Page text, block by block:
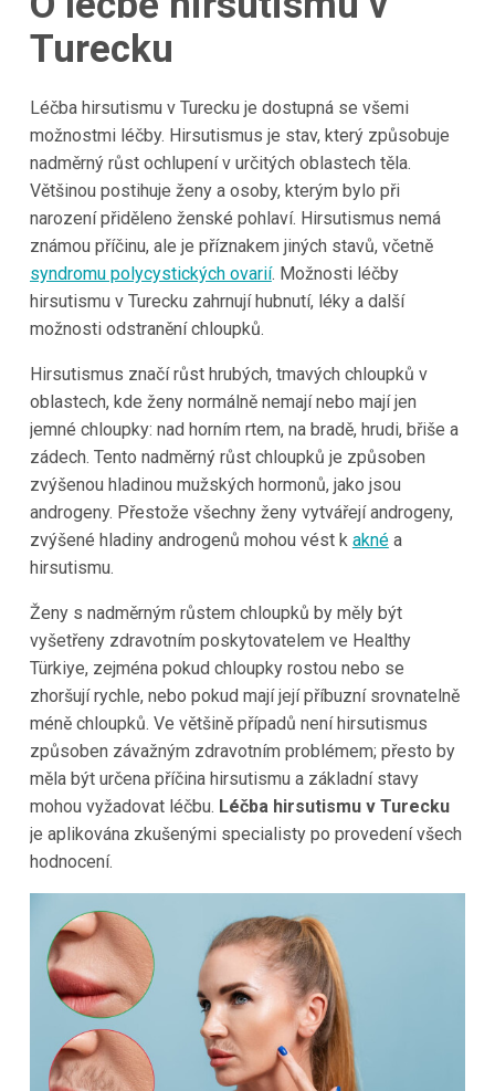
Turecku
Léčba hirsutismu v Turecku je dostupná se všemi
možnostmi léčby. Hirsutismus je stav, který způsobuje
nadměrný růst ochlupení v určitých oblastech těla.
Většinou postihuje ženy a osoby, kterým bylo při
narození přiděleno ženské pohlaví. Hirsutismus nemá
známou příčinu, ale je příznakem jiných stavů, včetně
syndromu polycystických ovarií. Možnosti léčby
hirsutismu v Turecku zahrnují hubnutí, léky a další
možnosti odstranění chloupků.
Hirsutismus značí růst hrubých, tmavých chloupků v
oblastech, kde ženy normálně nemají nebo mají jen
jemné chloupky: nad horním rtem, na bradě, hrudi, břiše a
zádech. Tento nadměrný růst chloupků je způsoben
zvýšenou hladinou mužských hormonů, jako jsou
androgeny. Přestože všechny ženy vytvářejí androgeny,
zvýšené hladiny androgenů mohou vést k aknéa
hirsutismu.
Ženy s nadměrným růstem chloupků by měly být
vyšetřeny zdravotním poskytovatelem ve Healthy
Türkiye, zejména pokud chloupky rostou nebo se
zhoršují rychle, nebo pokud mají její příbuzní srovnatelně
méně chloupků. Ve většině případů není hirsutismus
způsoben závažným zdravotním problémem; přesto by
měla být určena příčina hirsutismu a základní stavy
mohou vyžadovat léčbu. Léčba hirsutismu v Turecku
je aplikována zkušenými specialisty po provedení všech
hodnocení.